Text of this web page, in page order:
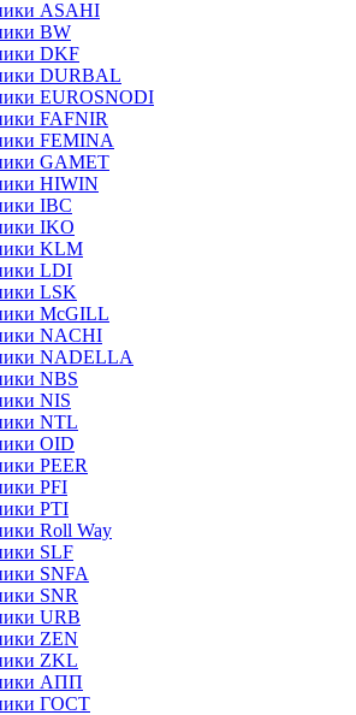
ASAHI
BW
DKF
DURBAL
EUROSNODI
FAFNIR
FEMINA
GAMET
HIWIN
IBC
IKO
KLM
LDI
LSK
McGILL
NACHI
NADELLA
NBS
NIS
NTL
OID
PEER
PFI
PTI
Roll Way
SLF
SNFA
SNR
URB
ZEN
ZKL
АПП
ГОСТ